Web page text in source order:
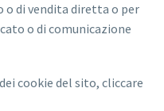
di vendita diretta o per
o di comunicazione
cookie del sito, cliccare